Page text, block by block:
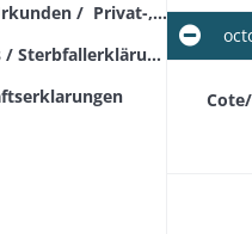
Gerichtsvollzieher Urkunden